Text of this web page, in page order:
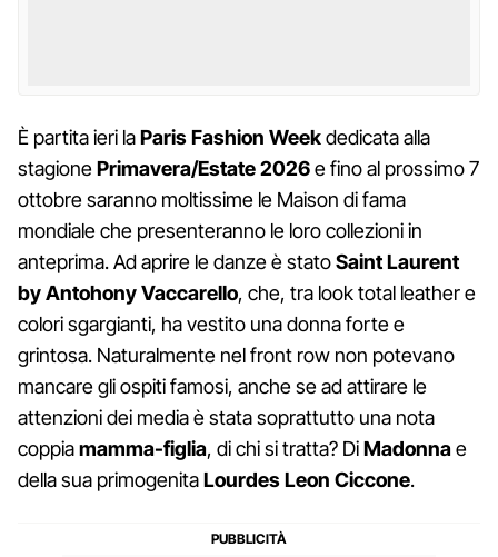
È partita ieri laParis Fashion Weekdedicata alla
stagionePrimavera/Estate 2026e fino al prossimo 7
ottobre saranno moltissime le Maison di fama
mondiale che presenteranno le loro collezioni in
anteprima. Ad aprire le danze è statoSaint Laurent
by Antohony Vaccarello, che, tra look total leather e
colori sgargianti, ha vestito una donna forte e
grintosa. Naturalmente nel front row non potevano
mancare gli ospiti famosi, anche se ad attirare le
attenzioni dei media è stata soprattutto una nota
coppiamamma-figlia, di chi si tratta? DiMadonnae
della sua primogenitaLourdes Leon Ciccone.